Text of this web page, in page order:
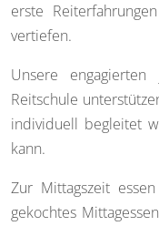
erste
vertiefen.
Unsere
Reitschule
individuell begleitet
kann.
Zur Mittagszeit
gekochtes